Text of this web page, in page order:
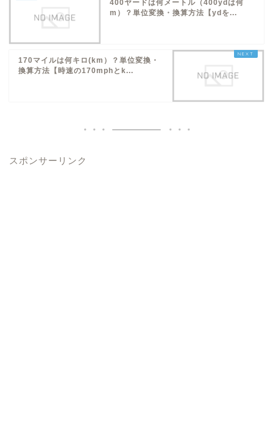
400ヤードは何メートル（400ydは何
m）？単位変換・換算方法【ydを...
170マイルは何キロ(km）？単位変換・
換算方法【時速の170mphとk...
スポンサーリンク